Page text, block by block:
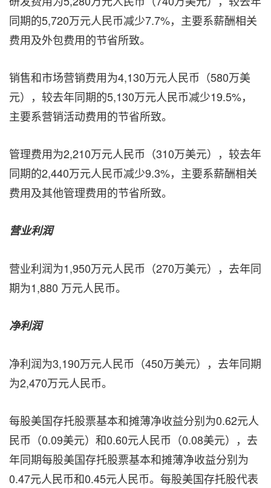
同期的5,720万元人民币减少7.7%，主要系薪酬相关
费用及外包费用的节省所致。
销售和市场营销费用为4,130万元人民币（580万美
元），较去年同期的5,130万元人民币减少19.5%，
主要系营销活动费用的节省所致。
管理费用为2,210万元人民币（310万美元），较去年
同期的2,440万元人民币减少9.3%，主要系薪酬相关
费用及其他管理费用的节省所致。
营业利润
营业利润为1,950万元人民币（270万美元），去年同
期为1,880 万元人民币。
净利润
净利润为3,190万元人民币（450万美元），去年同期
为2,470万元人民币。
每股美国存托股票基本和摊薄净收益分别为0.62元人
民币（0.09美元）和0.60元人民币（0.08美元），去
年同期每股美国存托股票基本和摊薄净收益分别为
0.47元人民币和0.45元人民币。每股美国存托股代表